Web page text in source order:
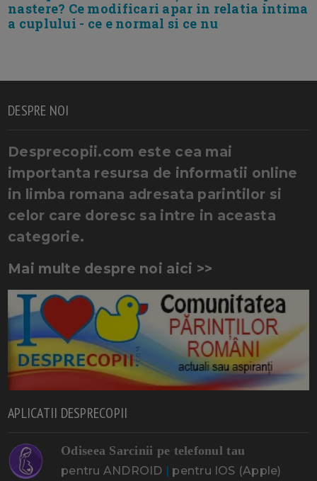
nastere? Ce modificari apar in relatia intima
a cuplului - ce e normal si ce nu
DESPRE NOI
Desprecopii.com este cea mai
importanta resursa de informatii online
in limba romana adresata parintilor si
celor care doresc sa intre in aceasta
categorie.
Mai multe despre noi aici >>
APLICATII DESPRECOPII
Odiseea Sarcinii pe telefonul tau
pentru ANDROID | pentru IOS (Apple)